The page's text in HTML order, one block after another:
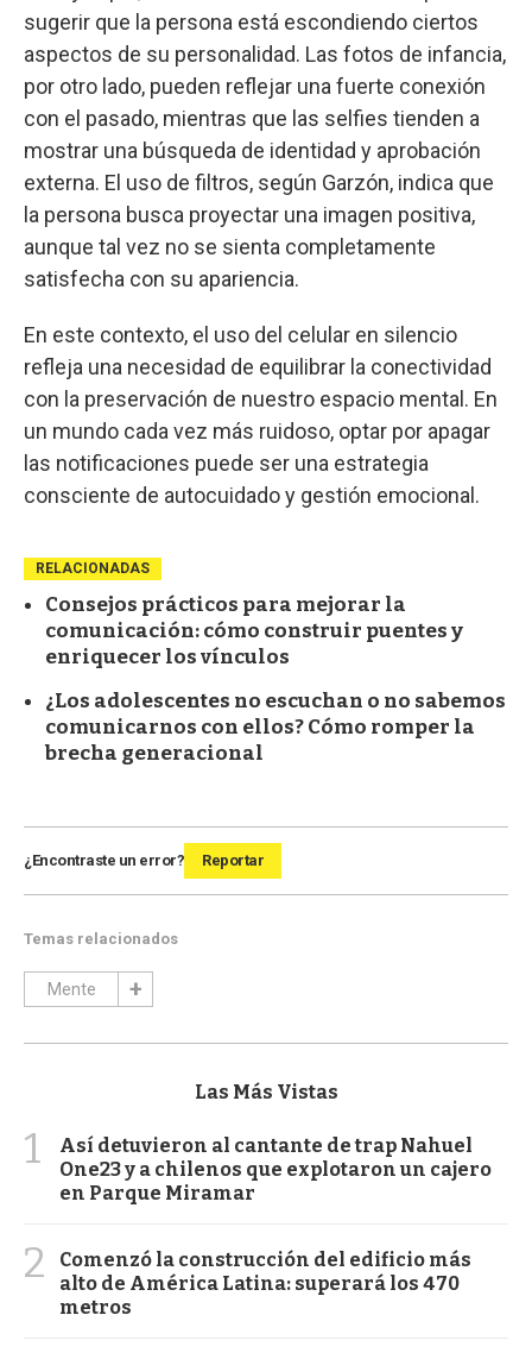
sugerir que la persona está escondiendo ciertos
aspectos de su personalidad. Las fotos de infancia,
por otro lado, pueden reflejar una fuerte conexión
con el pasado, mientras que las selfies tienden a
mostrar una búsqueda de identidad y aprobación
externa. El uso de filtros, según Garzón, indica que
la persona busca proyectar una imagen positiva,
aunque tal vez no se sienta completamente
satisfecha con su apariencia.
En este contexto, el uso del celular en silencio
refleja una necesidad de equilibrar la conectividad
con la preservación de nuestro espacio mental. En
un mundo cada vez más ruidoso, optar por apagar
las notificaciones puede ser una estrategia
consciente de autocuidado y gestión emocional.
RELACIONADAS
Consejos prácticos para mejorar la
comunicación: cómo construir puentes y
enriquecer los vínculos
¿Los adolescentes no escuchan o no sabemos
comunicarnos con ellos? Cómo romper la
brecha generacional
¿Encontraste un error? Reportar
Temas relacionados
Mente
Las Más Vistas
1
Así detuvieron al cantante de trap Nahuel
One23 y a chilenos que explotaron un cajero
en Parque Miramar
2
Comenzó la construcción del edificio más
alto de América Latina: superará los 470
metros